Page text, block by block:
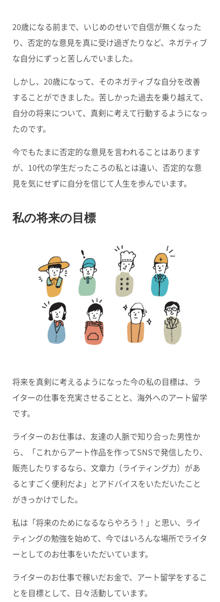
20歳になる前まで、いじめのせいで自信が無くなった
り、否定的な意見を真に受け過ぎたりなど、ネガティブ
な自分にずっと苦しんでいました。
しかし、20歳になって、そのネガティブな自分を改善
することができました。苦しかった過去を乗り越えて、
自分の将来について、真剣に考えて行動するようになっ
たのです。
今でもたまに否定的な意見を言われることはあります
が、10代の学生だったころの私とは違い、否定的な意
見を気にせずに自分を信じて人生を歩んでいます。
私の将来の目標
将来を真剣に考えるようになった今の私の目標は、ラ
イターの仕事を充実させることと、海外へのアート留学
です。
ライターのお仕事は、友達の人脈で知り合った男性か
ら、「これからアート作品を作ってSNSで発信したり、
販売したりするなら、文章力（ライティング力）があ
るとすごく便利だよ」とアドバイスをいただいたこと
がきっかけでした。
私は「将来のためになるならやろう！」と思い、ライ
ティングの勉強を始めて、今ではいろんな場所でライタ
ーとしてのお仕事をいただいています。
ライターのお仕事で稼いだお金で、アート留学をするこ
とを目標として、日々活動しています。